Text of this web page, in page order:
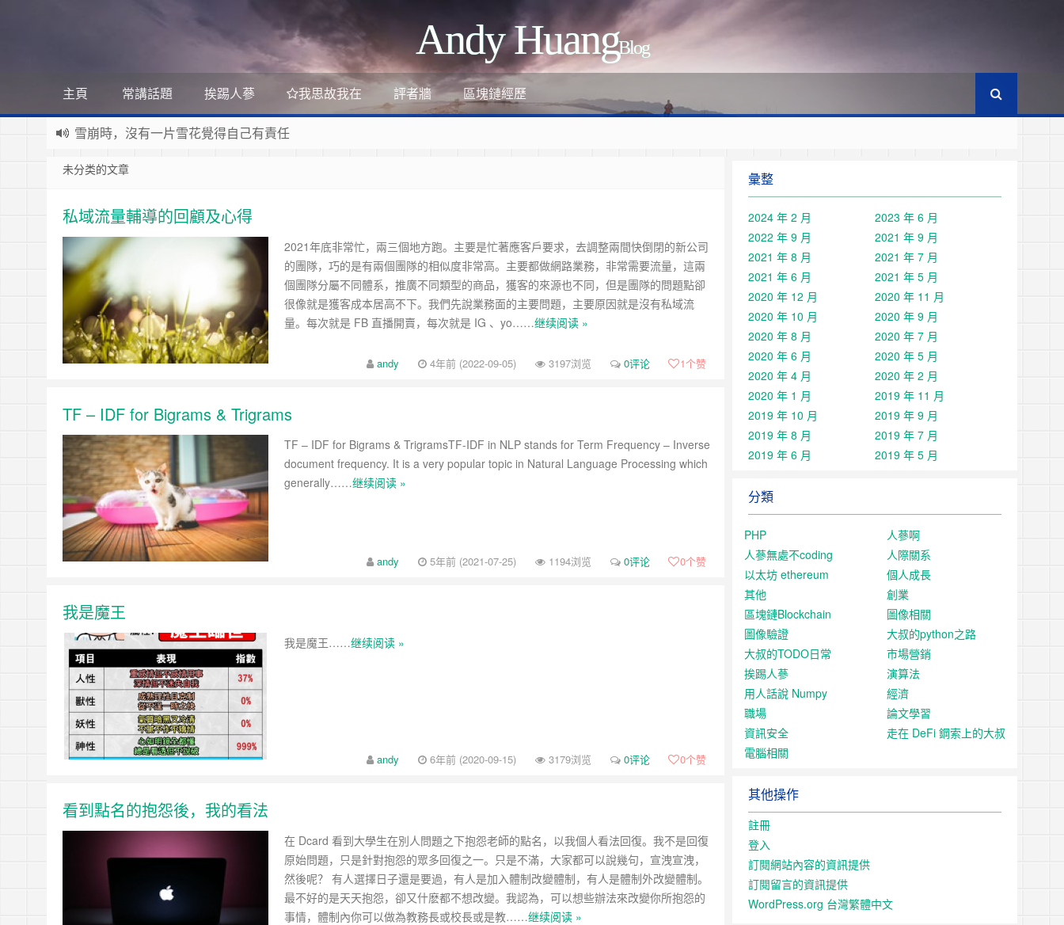
Andy HuangBlog
主頁 常講話題 挨踢人蔘 我思故我在 評者牆 區塊鏈經歷
雪崩時，沒有一片雪花覺得自己有責任
如何讓玩家一直沉迷
如何讓玩家互相仇視
如何讓玩家充值更多
如何實現隱性的現金賭博和金幣交易
量子社會學
有最壞的打算 做最好的準備 抱最大的希望
好看的皮囊千篇一律 有趣的靈魂萬裡挑一
Raft PBFT
Reliable, Replicated, Redundant, And Fault-Tolerant
Practical Byzantine Fault Tolerant
受人之辱，不動一色
查人之過，不揚於眾
覺人之詐，不憤於言
Google 如何進行 Code Review – 6
https://tachingchen.com/tw/blog/how-to-do-a-code-review-by-google-6/
Google 如何進行 Code Review – 5
https://tachingchen.com/tw/blog/how-to-do-a-code-review-by-google-5/
Google 如何進行 Code Review – 3
https://tachingchen.com/tw/blog/how-to-do-a-code-review-by-google-3/
Google 如何進行 Code Review – 2
https://tachingchen.com/tw/blog/how-to-do-a-code-review-by-google-2/
Google 如何進行 Code Review – 1
https://tachingchen.com/tw/blog/how-to-do-a-code-review-by-google-1/
喜大普奔
聞快天相
樂人同走
當我以為那是一個知識點，其實那是一個知識圓
未分类的文章
私域流量輔導的回顧及心得
2021年底非常忙，兩三個地方跑。主要是忙著應客戶要求，去調整兩間快倒閉的新公司
的團隊，巧的是有兩個團隊的相似度非常高。主要都做網路業務，非常需要流量，這兩
個團隊分屬不同體系，推廣不同類型的商品，獲客的來源也不同，但是團隊的問題點卻
很像就是獲客成本居高不下。我們先說業務面的主要問題，主要原因就是沒有私域流
量。每次就是 FB 直播開賣，每次就是 IG 、yo……继续阅读 »
andy 4年前 (2022-09-05) 3197浏览 0评论 1个赞
TF – IDF for Bigrams & Trigrams
TF – IDF for Bigrams & TrigramsTF-IDF in NLP stands for Term Frequency – Inverse
document frequency. It is a very popular topic in Natural Language Processing which
generally……继续阅读 »
andy 5年前 (2021-07-25) 1194浏览 0评论 0个赞
我是魔王
我是魔王……继续阅读 »
andy 6年前 (2020-09-15) 3179浏览 0评论 0个赞
看到點名的抱怨後，我的看法
在 Dcard 看到大學生在別人問題之下抱怨老師的點名，以我個人看法回復。我不是回復
原始問題，只是針對抱怨的眾多回復之一。只是不滿，大家都可以說幾句，宣洩宣洩，
然後呢？ 有人選擇日子還是要過，有人是加入體制改變體制，有人是體制外改變體制。
最不好的是天天抱怨，卻又什麽都不想改變。我認為，可以想些辦法來改變你所抱怨的
事情，體制內你可以做為教務長或校長或是教……继续阅读 »
彙整
2024 年 2 月
2023 年 6 月
2022 年 9 月
2021 年 9 月
2021 年 8 月
2021 年 7 月
2021 年 6 月
2021 年 5 月
2020 年 12 月
2020 年 11 月
2020 年 10 月
2020 年 9 月
2020 年 8 月
2020 年 7 月
2020 年 6 月
2020 年 5 月
2020 年 4 月
2020 年 2 月
2020 年 1 月
2019 年 11 月
2019 年 10 月
2019 年 9 月
2019 年 8 月
2019 年 7 月
2019 年 6 月
2019 年 5 月
分類
PHP
人蔘啊
人蔘無處不coding
人際關系
以太坊 ethereum
個人成長
其他
創業
區塊鏈Blockchain
圖像相關
圖像驗證
大叔的python之路
大叔的TODO日常
市場營銷
挨踢人蔘
演算法
用人話說 Numpy
經濟
職場
論文學習
資訊安全
走在 DeFi 鋼索上的大叔
電腦相關
其他操作
註冊
登入
訂閱網站內容的資訊提供
訂閱留言的資訊提供
WordPress.org 台灣繁體中文